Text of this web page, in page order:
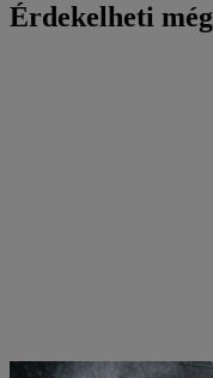
Érdekelheti még